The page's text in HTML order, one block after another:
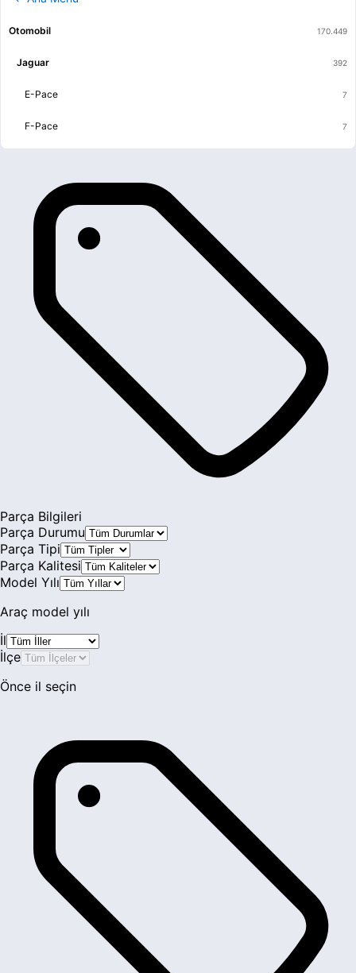
Otomobil
Jaguar
E-Pace
F-Pace
I-Pace
S-Type
Parça Bilgileri
Parça Durumu
Parça Tipi
Parça Kalitesi
Model Yılı
Araç model yılı
İl
İlçe
Önce il seçin